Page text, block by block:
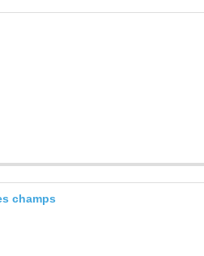
champs